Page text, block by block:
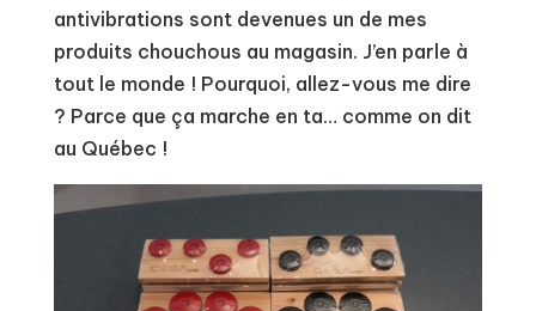
antivibrations sont devenues un de mes
produits chouchous au magasin. J’en parle à
tout le monde ! Pourquoi, allez-vous me dire
? Parce que ça marche en ta… comme on dit
au Québec !